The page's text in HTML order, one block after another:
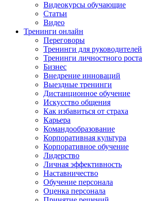
Видеокурсы обучающие
Статьи
Видео
Тренинги онлайн
Переговоры
Тренинги для руководителей
Тренинги личностного роста
Бизнес
Внедрение инноваций
Выездные тренинги
Дистанционное обучение
Искусство общения
Как избавиться от страха
Карьера
Командообразование
Корпоративная культура
Корпоративное обучение
Лидерство
Личная эффективность
Наставничество
Обучение персонала
Оценка персонала